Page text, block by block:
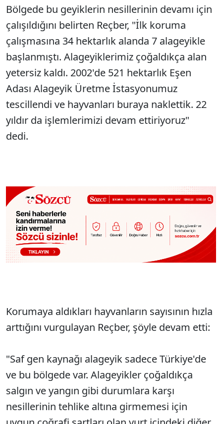
Bölgede bu geyiklerin nesillerinin devamı için
çalışıldığını belirten Reçber, "İlk koruma
çalışmasına 34 hektarlık alanda 7 alageyikle
başlanmıştı. Alageyiklerimiz çoğaldıkça alan
yetersiz kaldı. 2002'de 521 hektarlık Eşen
Adası Alageyik Üretme İstasyonumuz
tescillendi ve hayvanları buraya naklettik. 22
yıldır da işlemlerimizi devam ettiriyoruz"
dedi.
Korumaya aldıkları hayvanların sayısının hızla
arttığını vurgulayan Reçber, şöyle devam etti:
"Saf gen kaynağı alageyik sadece Türkiye'de
ve bu bölgede var. Alageyikler çoğaldıkça
salgın ve yangın gibi durumlara karşı
nesillerinin tehlike altına girmemesi için